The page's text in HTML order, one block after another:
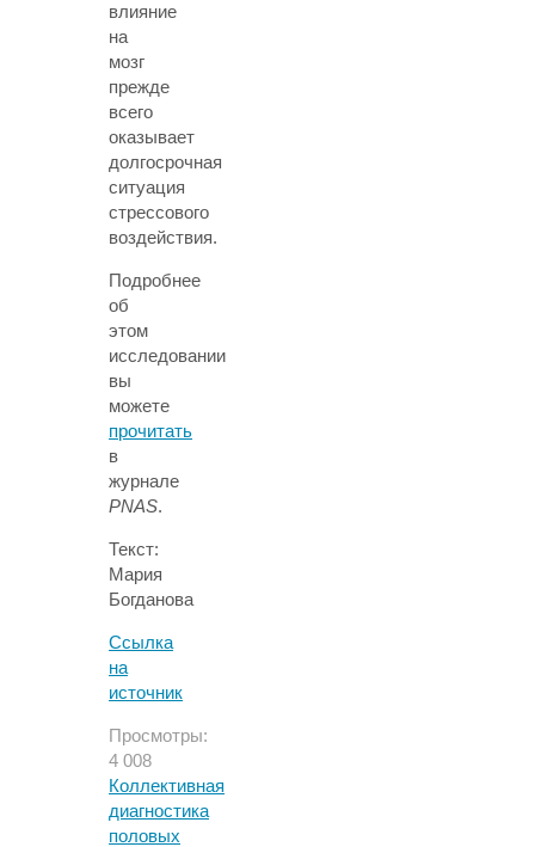
влияние
на
мозг
прежде
всего
оказывает
долгосрочная
ситуация
стрессового
воздействия.
Подробнее
об
этом
исследовании
вы
можете
прочитать
в
журнале
PNAS.
Текст:
Мария
Богданова
Ссылка
на
источник
Просмотры:
4 008
Коллективная
диагностика
половых